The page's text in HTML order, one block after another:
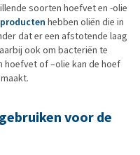
soorten hoefvet en -olie
hebben oliën die in
dat er een afstotende laag
ook om bacteriën te
hoefvet of –olie kan de hoef
voor de